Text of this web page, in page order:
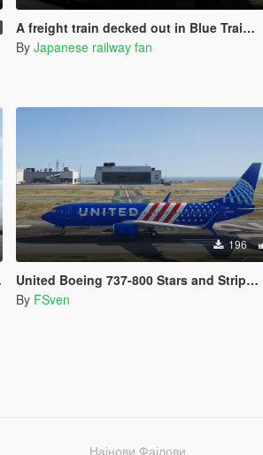
A freight train decked out in Blue Train colors
By Japanese railway fan
196
United Boeing 737-800 Stars and Stripes Livery
By FSven
Најнови Фајлови